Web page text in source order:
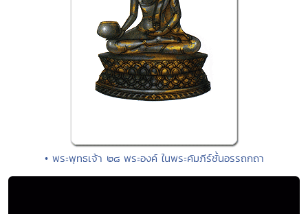
• พระพุทธเจ้า ๒๘ พระองค์ ในพระคัมภีร์ชั้นอรรถกถา